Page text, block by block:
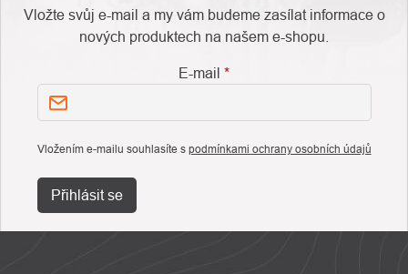
Vložte svůj e-mail a my vám budeme zasílat informace o
nových produktech na našem e-shopu.
E-mail
Vložením e-mailu souhlasíte s podmínkami ochrany osobních údajů
Přihlásit se